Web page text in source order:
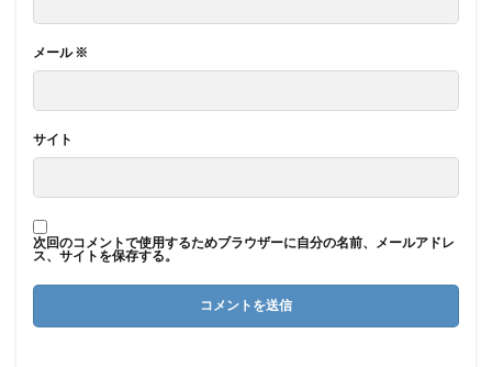
メール※
サイト
次回のコメントで使用するためブラウザーに自分の名前、メールアドレ
ス、サイトを保存する。